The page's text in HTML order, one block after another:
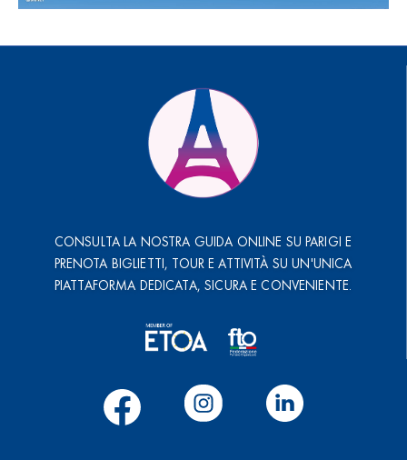
CONSULTA LA NOSTRA GUIDA ONLINE SU PARIGI E
PRENOTA BIGLIETTI, TOUR E ATTIVITÀ SU UN'UNICA
PIATTAFORMA DEDICATA, SICURA E CONVENIENTE.